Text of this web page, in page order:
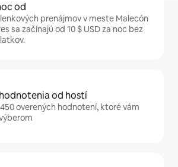
od
prenájmov v meste Malecón
sa začínajú od 10 $ USD za noc bez
od hostí
overených hodnotení, ktoré vám